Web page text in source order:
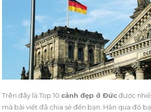
Trên đây là Top 10 cảnh đẹp ở Đứcđược
mà bài viết đã chia sẻ đến bạn. Hẳn qua đó